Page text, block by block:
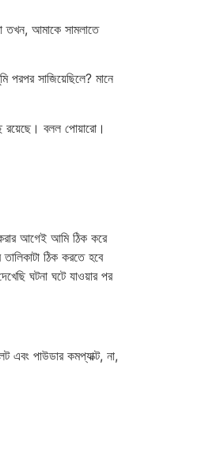
তখন, আমাকে সামলাতে
সাজিয়েছিলে? মানে
রয়েছে। বলল পোয়ারো।
আগেই আমি ঠিক করে
ঠিক করতে হবে
ঘটনা ঘটে যাওয়ার পর
এবং পাউডার কমপ্যাক্ট, না,